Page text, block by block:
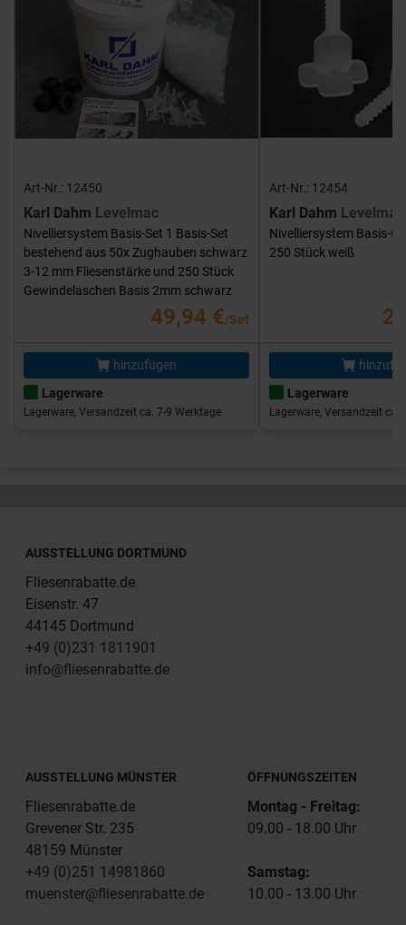
Art-Nr.: 12450
Karl Dahm Levelmac
Nivelliersystem Basis-Set 1 Basis-Set
bestehend aus 50x Zughauben schwarz
3-12 mm Fliesenstärke und 250 Stück
Gewindelaschen Basis 2mm schwarz
49,94 €/Set
hinzufügen
Lagerware
Lagerware, Versandzeit ca. 7-9 Werktage
Art-Nr.: 12454
Karl Dahm Levelmac
Nivelliersystem Basis-
250 Stück weiß
Lagerware
Lagerware, Versandzeit ca.
AUSSTELLUNG DORTMUND
Fliesenrabatte.de
Eisenstr. 47
44145 Dortmund
+49 (0)231 1811901
info@fliesenrabatte.de
AUSSTELLUNG MÜNSTER
Fliesenrabatte.de
Grevener Str. 235
48159 Münster
+49 (0)251 14981860
muenster@fliesenrabatte.de
ÖFFNUNGSZEITEN
Montag - Freitag:
09.00 - 18.00 Uhr
Samstag:
10.00 - 13.00 Uhr